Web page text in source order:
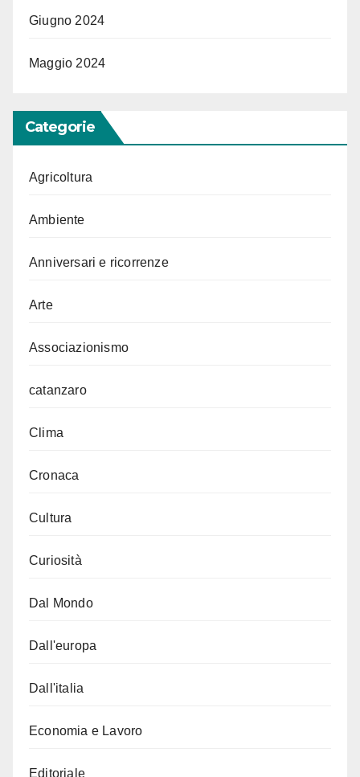
Giugno 2024
Maggio 2024
Categorie
Agricoltura
Ambiente
Anniversari e ricorrenze
Arte
Associazionismo
catanzaro
Clima
Cronaca
Cultura
Curiosità
Dal Mondo
Dall'europa
Dall'italia
Economia e Lavoro
Editoriale